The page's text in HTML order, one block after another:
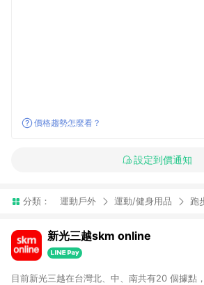
價格趨勢怎麼看？
設定到價通知
分類： 運動戶外 運動/健身用品 跑
新光三越skm online
目前新光三越在台灣北、中、南共有20 個據點